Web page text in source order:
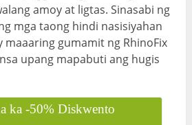
amoy at ligtas. Sinasabi ng
mga taong hindi nasisiyahan
maaaring gumamit ng RhinoFix
upang mapabuti ang hugis
ka -50% Diskwento